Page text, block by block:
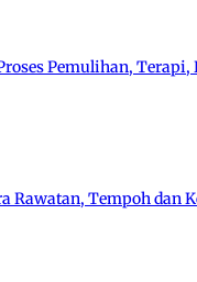
Pemulihan,
Rawatan, Tempoh dan